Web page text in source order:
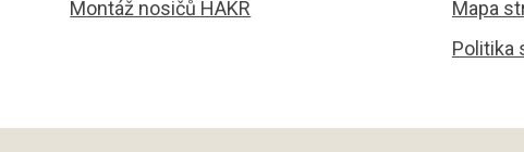
Montáž nosičů HAKR
Mapa
Politika